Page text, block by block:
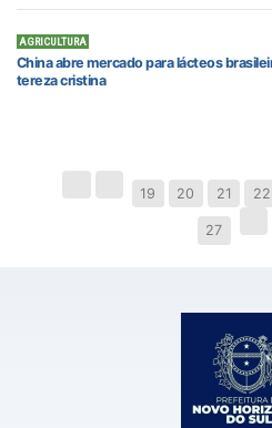
AGRICULTURA
China abre mercado para lácteos
tereza cristina
19 20 21 22
27